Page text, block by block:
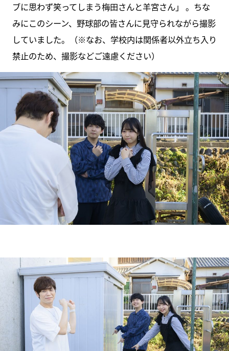
ブに思わず笑ってしまう梅田さんと羊宮さん」 。ちな
みにこのシーン、野球部の皆さんに見守られながら撮影
していました。（※なお、学校内は関係者以外立ち入り
禁止のため、撮影などご遠慮ください）